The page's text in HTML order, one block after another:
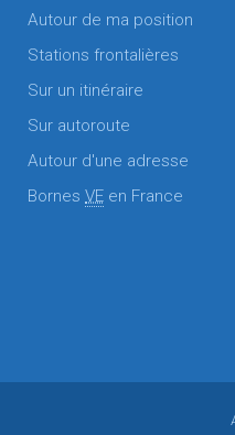
Autour de ma position
Stations frontalières
Sur un itinéraire
Sur autoroute
Autour d'une adresse
Bornes VE en France